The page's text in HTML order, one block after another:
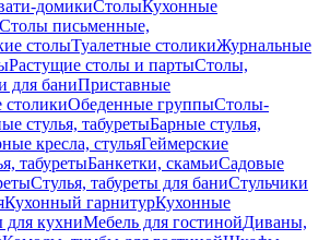
домикиСтолыКухонные
Столы письменные,
столыТуалетные столикиЖурнальные
Растущие столы и партыСтолы,
для баниПриставные
Обеденные группыСтолы-
стулья, табуретыБарные стулья,
кресла, стульяГеймерские
табуретыБанкетки, скамьиСадовые
Стулья, табуреты для баниСтульчики
Кухонный гарнитурКухонные
кухниМебель для гостинойДиваны,